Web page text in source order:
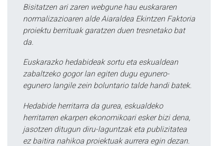
Bisitatzen ari zaren webgune hau euskararen
normalizazioaren alde Aiaraldea Ekintzen Faktoria
proiektu berrituak garatzen duen tresnetako bat
da.
Euskarazko hedabideak sortu eta eskualdean
zabaltzeko gogor lan egiten dugu egunero-
egunero langile zein boluntario talde handi batek.
Hedabide herritarra da gurea, eskualdeko
herritarren ekarpen ekonomikoari esker bizi dena,
jasotzen ditugun diru-laguntzak eta publizitatea
ez baitira nahikoa proiektuak aurrera egin dezan.